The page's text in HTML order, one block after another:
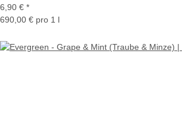
6,90 € *
690,00 € pro 1 l